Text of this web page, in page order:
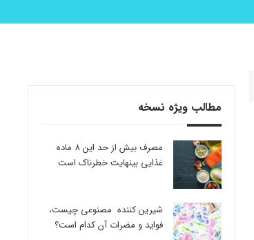
مطالب ویژه نسخه
مصرف بیش از حد این 8 ماده
غذایی بینهایت خطرناک است
شیرین کننده مصنوعی چیست،
فواید و مضرات آن کدام است؟